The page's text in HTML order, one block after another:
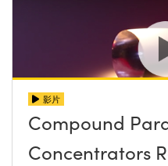
影片
Compound
Concentrators